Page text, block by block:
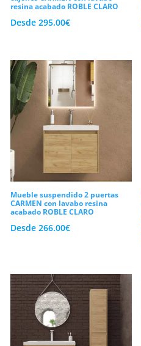
resina acabado ROBLE CLARO
Desde 295.00€
Mueble suspendido 2 puertas
CARMEN con lavabo resina
acabado ROBLE CLARO
Desde 266.00€